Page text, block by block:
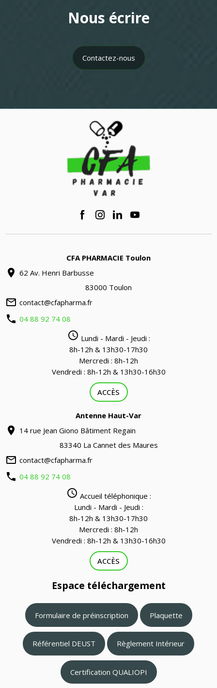
Nous écrire
Contactez-nous
CFA PHARMACIE Toulon
location_on 62 Av. Henri Barbusse
83000 Toulon
mail_outline contact@cfapharma.fr
phone 04 88 92 74 08
query_builder Lundi - Mardi - Jeudi :
8h-12h & 13h30-17h30
Mercredi : 8h-12h
Vendredi : 8h-12h & 13h30-16h30
ACCÈS
Antenne Haut-Var
location_on 14 rue Jean Giono Bâtiment Regain
83340 La Cannet des Maures
mail_outline contact@cfapharma.fr
phone 04 88 92 74 08
query_builder Accueil téléphonique :
Lundi - Mardi - Jeudi :
8h-12h & 13h30-17h30
Mercredi : 8h-12h
Vendredi : 8h-12h & 13h30-16h30
ACCÈS
Espace téléchargement
Formulaire de préinscription Plaquette
Référentiel DEUST Règlement Intérieur
Certification QUALIOPI